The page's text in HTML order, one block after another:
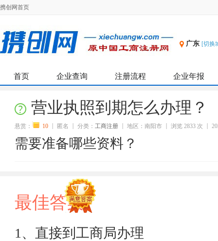
携创网首页
广东 [切换
首页 企业查询 注册流程 企业年报
营业执照到期怎么办理？
悬赏： 10 匿名 分类： 工商注册 地区：南阳市 浏览 2833 次
需要准备哪些资料？
最佳答案
1、直接到工商局办理